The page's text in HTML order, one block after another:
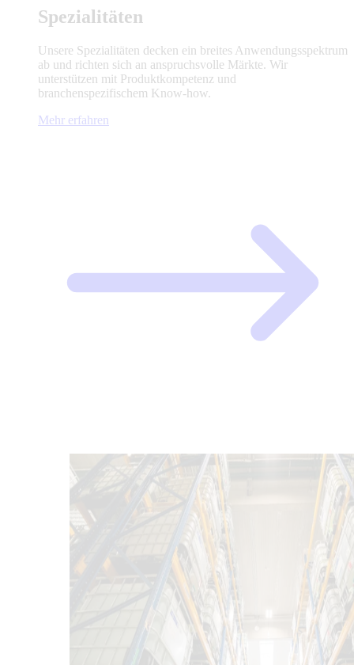
Spezialitäten
Unsere Spezialitäten decken ein breites Anwendungsspektrum
ab und richten sich an anspruchsvolle Märkte. Wir
unterstützen mit Produktkompetenz und
branchenspezifischem Know-how.
Mehr erfahren